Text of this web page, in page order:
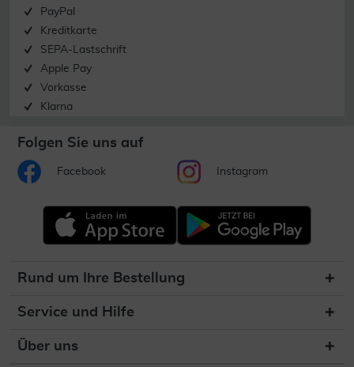
PayPal
Kreditkarte
SEPA-Lastschrift
Apple Pay
Vorkasse
Klarna
Folgen Sie uns auf
Facebook Instagram
Rund um Ihre Bestellung
Service und Hilfe
Über uns